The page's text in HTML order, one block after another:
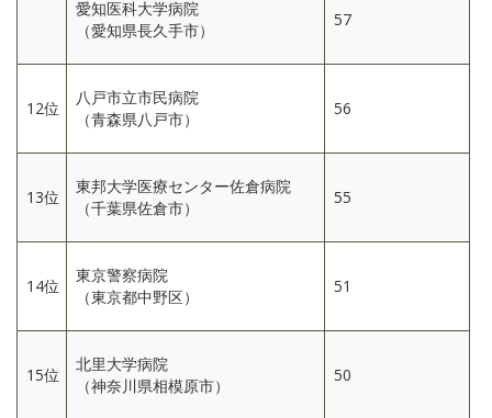
愛知医科大学病院
（愛知県長久手市）
57
12位
八戸市立市民病院
（青森県八戸市）
56
13位
東邦大学医療センター佐倉病院
（千葉県佐倉市）
55
14位
東京警察病院
（東京都中野区）
51
15位
北里大学病院
（神奈川県相模原市）
50